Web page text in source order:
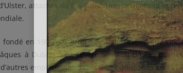
attachés au Royaume-Uni, permettent le
fondé en 1905 par Arthur Griffith, revendique
à Dublin sont sévèrement réprimées par
emprisonnés avant d’être amnistiés en